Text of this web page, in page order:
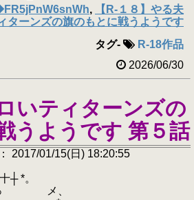
,
【R-１８】やる夫
ターンズの旗のもとに戦うようです
タグ-
R-18作品
2026/06/30
いティターンズの
うようです 第５話
2017/01/15(日) 18:20:55
、